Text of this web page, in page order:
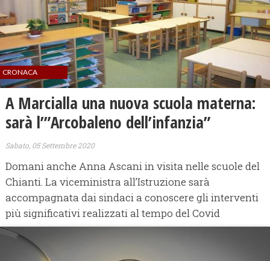
CRONACA
A Marcialla una nuova scuola materna:
sarà l’”Arcobaleno dell’infanzia”
Sabato, 05 Settembre 2020
Domani anche Anna Ascani in visita nelle scuole del
Chianti. La viceministra all’Istruzione sarà
accompagnata dai sindaci a conoscere gli interventi
più significativi realizzati al tempo del Covid